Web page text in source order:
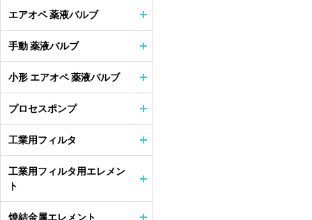
エアオペ 薬液バルブ
手動 薬液バルブ
小形 エアオペ 薬液バルブ
プロセスポンプ
工業用フィルタ
工業用フィルタ用エレメン
ト
焼結金属エレメント